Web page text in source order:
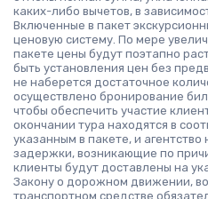
каких-либо вычетов, в
Включенные в пакет
ценовую систему. По мере
пакете цены будут поэтапно
быть установления цен без
не наберется достаточное
осуществлено бронирование
чтобы обеспечить участие
окончании тура находятся в
указанным в пакете, и агентство
задержки, возникающие по
клиенты будут доставлены на
Закону о дорожном движении, во
транспортном средстве